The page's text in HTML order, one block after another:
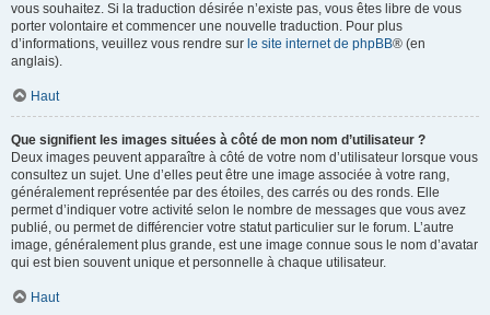
vous souhaitez. Si la traduction désirée n’existe pas, vous êtes libre de vous
porter volontaire et commencer une nouvelle traduction. Pour plus
d’informations, veuillez vous rendre sur le site internet de phpBB® (en
anglais).
Haut
Que signifient les images situées à côté de mon nom d’utilisateur ?
Deux images peuvent apparaître à côté de votre nom d’utilisateur lorsque vous
consultez un sujet. Une d’elles peut être une image associée à votre rang,
généralement représentée par des étoiles, des carrés ou des ronds. Elle
permet d’indiquer votre activité selon le nombre de messages que vous avez
publié, ou permet de différencier votre statut particulier sur le forum. L’autre
image, généralement plus grande, est une image connue sous le nom d’avatar
qui est bien souvent unique et personnelle à chaque utilisateur.
Haut